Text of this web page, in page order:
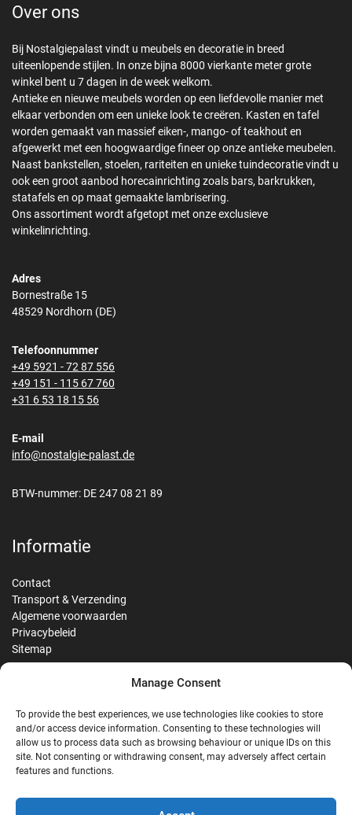
Manage Consent
To provide the best experiences, we use technologies like cookies to store
and/or access device information. Consenting to these technologies will
allow us to process data such as browsing behaviour or unique IDs on this
site. Not consenting or withdrawing consent, may adversely affect certain
features and functions.
Over ons
Bij Nostalgiepalast vindt u meubels en decoratie in breed
uiteenlopende stijlen. In onze bijna 8000 vierkante meter grote
winkel bent u 7 dagen in de week welkom.
Antieke en nieuwe meubels worden op een liefdevolle manier met
elkaar verbonden om een unieke look te creëren. Kasten en tafel
worden gemaakt van massief eiken-, mango- of teakhout en
afgewerkt met een hoogwaardige fineer op onze antieke meubelen.
Naast bankstellen, stoelen, rariteiten en unieke tuindecoratie vindt u
ook een groot aanbod horecainrichting zoals bars, barkrukken,
statafels en op maat gemaakte lambrisering.
Ons assortiment wordt afgetopt met onze exclusieve
winkelinrichting.
Adres
Bornestraße 15
48529 Nordhorn (DE)
Telefoonnummer
+49 5921 - 72 87 556
+49 151 - 115 67 760
+31 6 53 18 15 56
E-mail
info@nostalgie-palast.de
BTW-nummer: DE 247 08 21 89
Informatie
Contact
Transport & Verzending
Algemene voorwaarden
Privacybeleid
Sitemap
G Google Reviews